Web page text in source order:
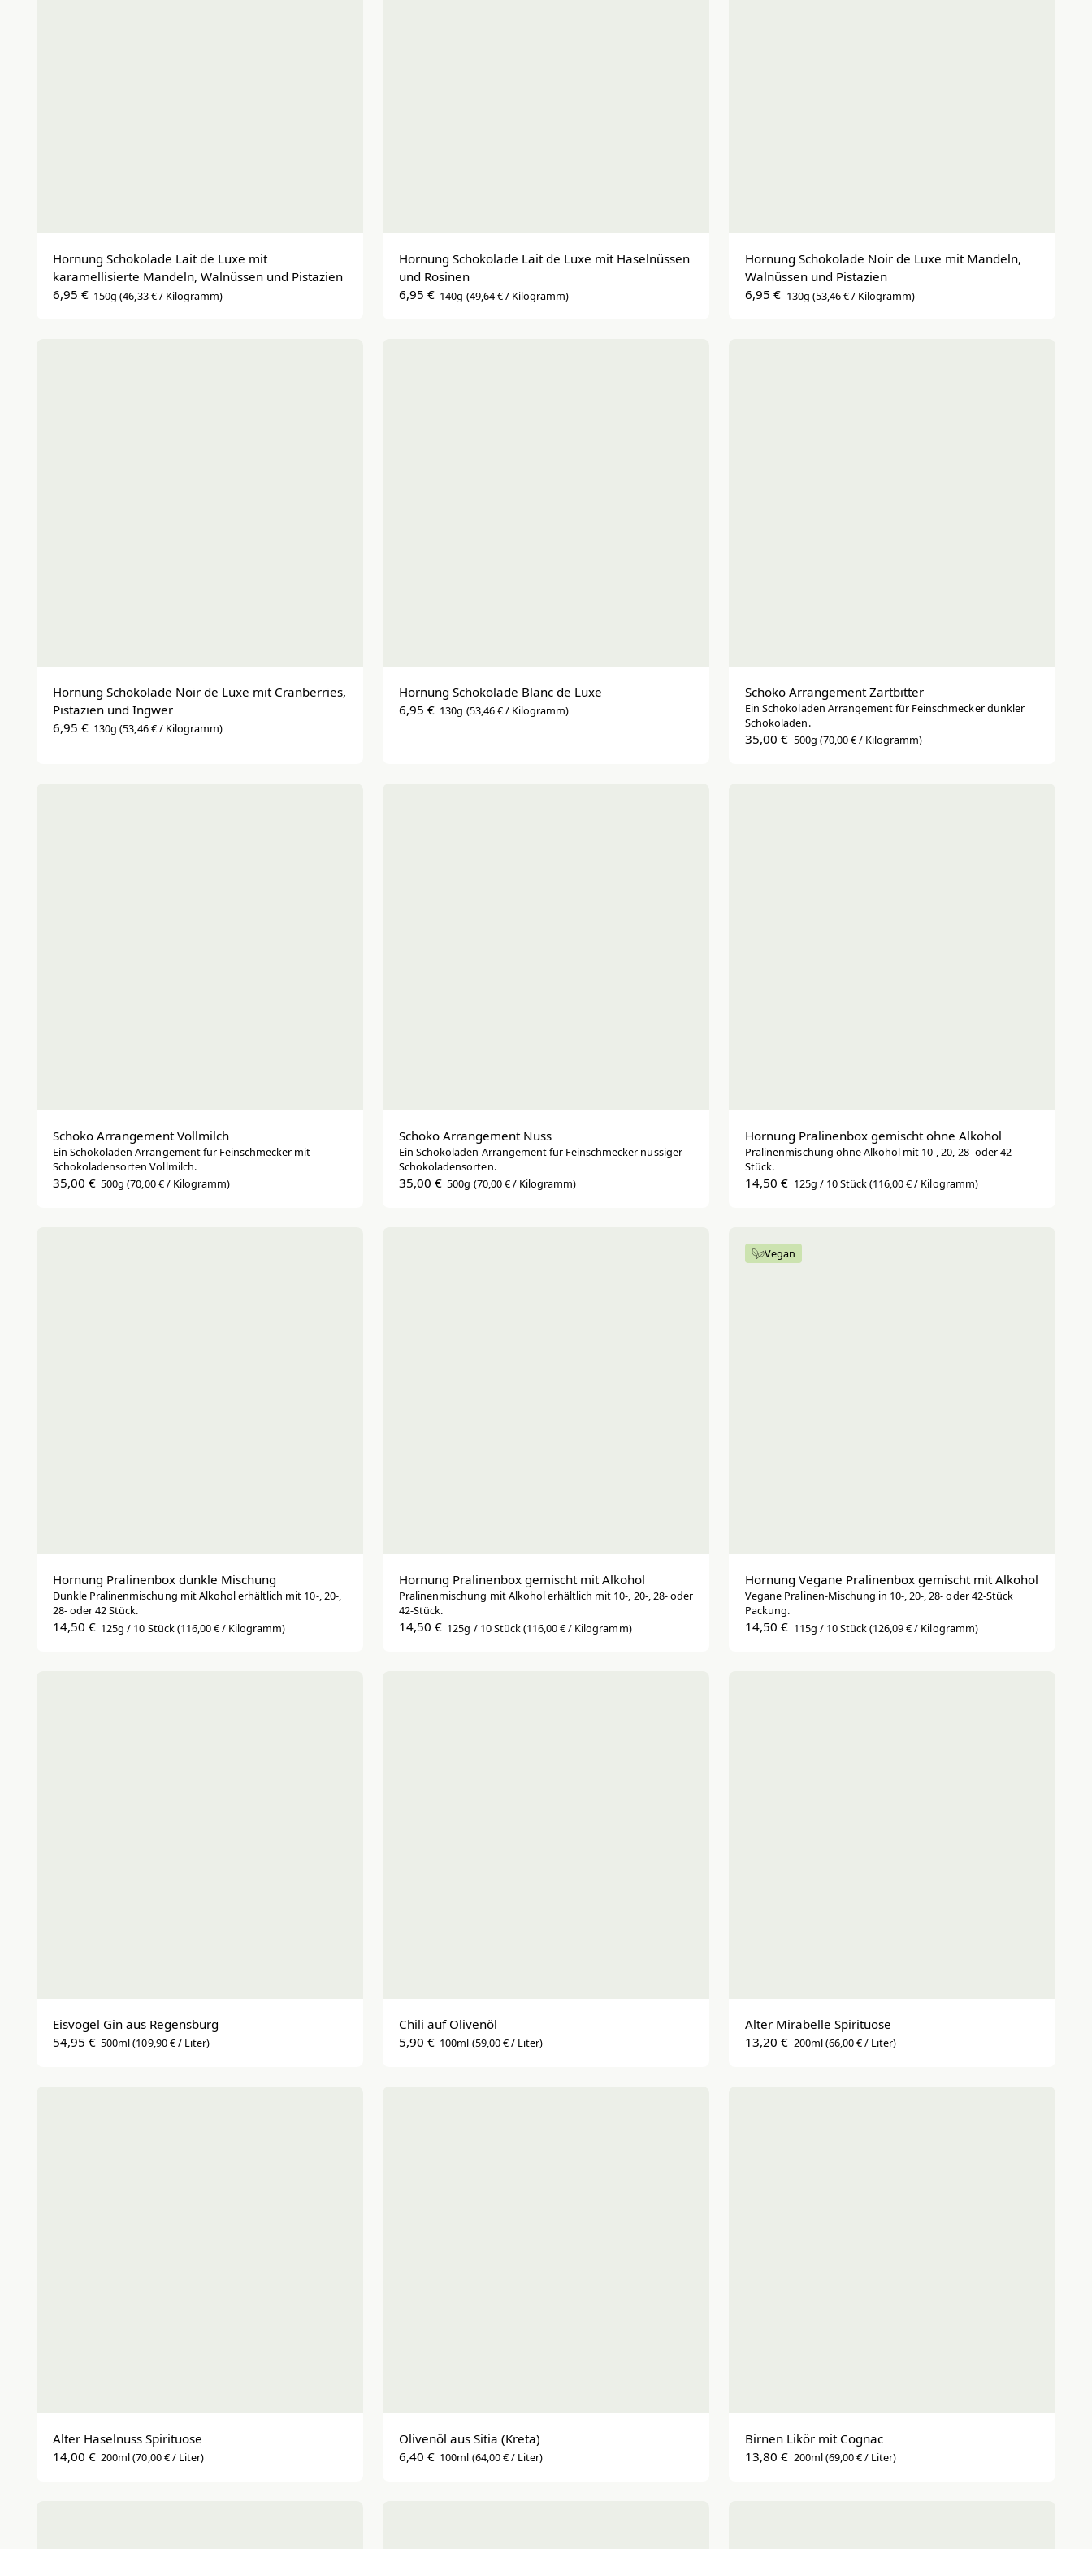
Hornung Schokolade Lait de Luxe mit
karamellisierte Mandeln, Walnüssen und Pistazien
6,95 € 150g (46,33 € / Kilogramm)
Hornung Schokolade Lait de Luxe mit Haselnüssen
und Rosinen
6,95 € 140g (49,64 € / Kilogramm)
Hornung Schokolade Noir de Luxe mit Mandeln,
Walnüssen und Pistazien
6,95 € 130g (53,46 € / Kilogramm)
Hornung Schokolade Noir de Luxe mit Cranberries,
Pistazien und Ingwer
6,95 € 130g (53,46 € / Kilogramm)
Hornung Schokolade Blanc de Luxe
6,95 € 130g (53,46 € / Kilogramm)
Schoko Arrangement Zartbitter
Ein Schokoladen Arrangement für Feinschmecker dunkler
Schokoladen.
35,00 € 500g (70,00 € / Kilogramm)
Schoko Arrangement Vollmilch
Ein Schokoladen Arrangement für Feinschmecker mit
Schokoladensorten Vollmilch.
35,00 € 500g (70,00 € / Kilogramm)
Schoko Arrangement Nuss
Ein Schokoladen Arrangement für Feinschmecker nussiger
Schokoladensorten.
35,00 € 500g (70,00 € / Kilogramm)
Hornung Pralinenbox gemischt ohne Alkohol
Pralinenmischung ohne Alkohol mit 10-, 20, 28- oder 42
Stück.
14,50 € 125g / 10 Stück(116,00 € / Kilogramm)
Hornung Pralinenbox dunkle Mischung
Dunkle Pralinenmischung mit Alkohol erhältlich mit 10-, 20-,
28- oder 42 Stück.
14,50 € 125g / 10 Stück(116,00 € / Kilogramm)
Hornung Pralinenbox gemischt mit Alkohol
Pralinenmischung mit Alkohol erhältlich mit 10-, 20-, 28- oder
42-Stück.
14,50 € 125g / 10 Stück(116,00 € / Kilogramm)
Vegan
Hornung Vegane Pralinenbox gemischt mit Alkohol
Vegane Pralinen-Mischung in 10-, 20-, 28- oder 42-Stück
Packung.
14,50 € 115g / 10 Stück(126,09 € / Kilogramm)
Eisvogel Gin aus Regensburg
54,95 € 500ml(109,90 € / Liter)
Chili auf Olivenöl
5,90 € 100ml (59,00 € / Liter)
Alter Mirabelle Spirituose
13,20 € 200ml(66,00 € / Liter)
Alter Haselnuss Spirituose
14,00 € 200ml(70,00 € / Liter)
Olivenöl aus Sitia (Kreta)
6,40 € 100ml (64,00 € / Liter)
Birnen Likör mit Cognac
13,80 € 200ml(69,00 € / Liter)